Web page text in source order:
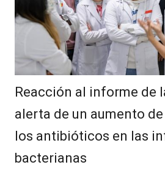
Reacción al informe de
alerta de un aumento
los antibióticos en las
bacterianas